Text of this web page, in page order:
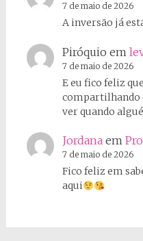
7 de maio de 2026
A inversão já
Piróquio em
7 de maio de 2026
E eu fico feliz
compartilhando
ver quando
Jordanaem
7 de maio de 2026
Fico feliz em
aqui